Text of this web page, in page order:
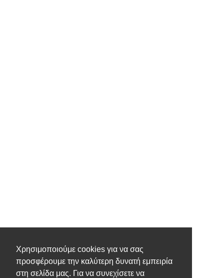
Χρησιμοποιούμε cookies για να σας
προσφέρουμε την καλύτερη δυνατή εμπειρία
στη σελίδα μας. Για να συνεχίσετε να